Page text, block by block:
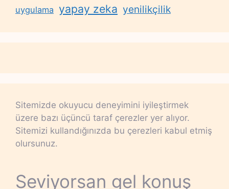
uygulama yapay zeka yenilikçilik
Sitemizde okuyucu deneyimini iyileştirmek
üzere bazı üçüncü taraf çerezler yer alıyor.
Sitemizi kullandığınızda bu çerezleri kabul etmiş
olursunuz.
Seviyorsan gel konuş